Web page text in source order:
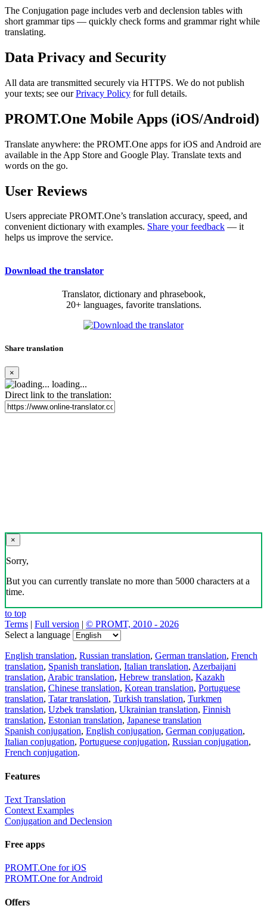
The Conjugation page includes verb and declension tables with
short grammar tips — quickly check forms and grammar right while
translating.
Data Privacy and Security
All data are transmitted securely via HTTPS. We do not publish
your texts; see ourPrivacy Policy for full details.
PROMT.One Mobile Apps (iOS/Android)
Translate anywhere: the PROMT.One apps for iOS and Android are
available in the App Store and Google Play. Translate texts and
words on the go.
User Reviews
Users appreciate PROMT.One’s translation accuracy, speed, and
convenient dictionary with examples. Share your feedback — it
helps us improve the service.
Download the translator
Translator, dictionary and phrasebook,
20+ languages, favorite translations.
Share translation
×
loading...
Direct link to the translation:
×
Sorry,
But you can currently translate no more than 5000 characters at a
time.
to top
Terms | Full version | © PROMT, 2010 - 2026
Select a language
English translation, Russian translation, German translation, French
translation, Spanish translation, Italian translation, Azerbaijani
translation, Arabic translation, Hebrew translation, Kazakh
translation, Chinese translation, Korean translation, Portuguese
translation, Tatar translation, Turkish translation, Turkmen
translation, Uzbek translation, Ukrainian translation, Finnish
translation, Estonian translation, Japanese translation
Spanish conjugation, English conjugation, German conjugation,
Italian conjugation, Portuguese conjugation, Russian conjugation,
French conjugation.
Features
Text Translation
Context Examples
Conjugation and Declension
Free apps
PROMT.One for iOS
PROMT.One for Android
Offers